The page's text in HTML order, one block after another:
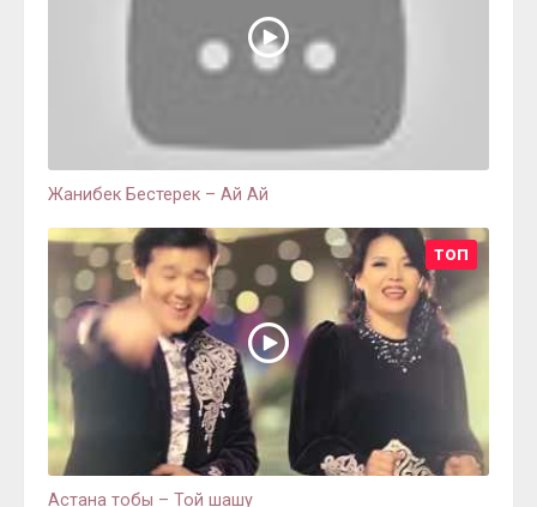
Жанибек Бестерек – Ай Ай
ТОП
Астана тобы – Той шашу